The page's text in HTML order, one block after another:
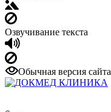
Озвучивание текста
Обычная версия сайта